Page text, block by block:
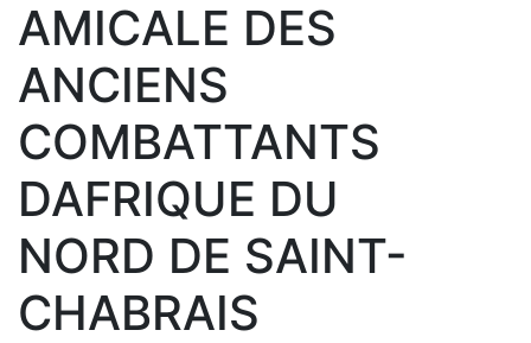
AMICALE DES
ANCIENS
COMBATTANTS
DAFRIQUE DU
NORD DE SAINT-
CHABRAIS